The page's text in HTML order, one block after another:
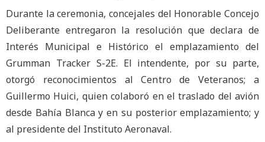
Durante la ceremonia, concejales del Honorable Concejo
Deliberante entregaron la resolución que declara de
Interés Municipal e Histórico el emplazamiento del
Grumman Tracker S-2E. El intendente, por su parte,
otorgó reconocimientos al Centro de Veteranos; a
Guillermo Huici, quien colaboró en el traslado del avión
desde Bahía Blanca y en su posterior emplazamiento; y
al presidente del Instituto Aeronaval.